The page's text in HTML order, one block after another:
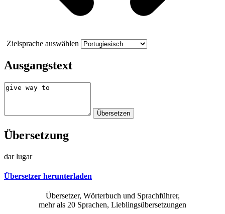
Zielsprache auswählen
Ausgangstext
Übersetzung
dar lugar
Übersetzer herunterladen
Übersetzer, Wörterbuch und Sprachführer,
mehr als 20 Sprachen, Lieblingsübersetzungen